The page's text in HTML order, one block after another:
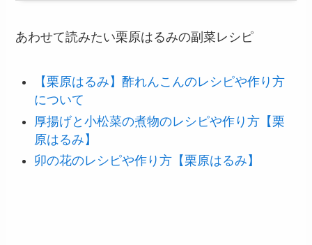
あわせて読みたい栗原はるみの副菜レシピ
【栗原はるみ】酢れんこんのレシピや作り方
について
厚揚げと小松菜の煮物のレシピや作り方【栗
原はるみ】
卯の花のレシピや作り方【栗原はるみ】